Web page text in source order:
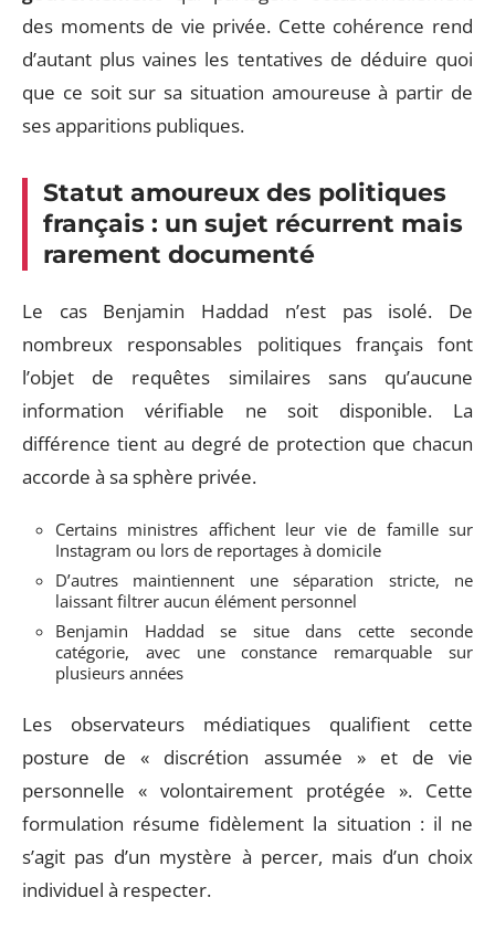
des moments de vie privée. Cette cohérence rend
d’autant plus vaines les tentatives de déduire quoi
que ce soit sur sa situation amoureuse à partir de
ses apparitions publiques.
Statut amoureux des politiques
français : un sujet récurrent mais
rarement documenté
Le cas Benjamin Haddad n’est pas isolé. De
nombreux responsables politiques français font
l’objet de requêtes similaires sans qu’aucune
information vérifiable ne soit disponible. La
différence tient au degré de protection que chacun
accorde à sa sphère privée.
Certains ministres affichent leur vie de famille sur
Instagram ou lors de reportages à domicile
D’autres maintiennent une séparation stricte, ne
laissant filtrer aucun élément personnel
Benjamin Haddad se situe dans cette seconde
catégorie, avec une constance remarquable sur
plusieurs années
Les observateurs médiatiques qualifient cette
posture de « discrétion assumée » et de vie
personnelle « volontairement protégée ». Cette
formulation résume fidèlement la situation : il ne
s’agit pas d’un mystère à percer, mais d’un choix
individuel à respecter.